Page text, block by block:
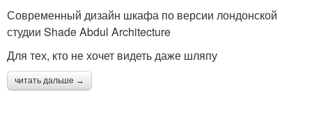
Современный дизайн шкафа по версии лондонской
студии Shade Abdul Architecture
Для тех, кто не хочет видеть даже шляпу
читать дальше →